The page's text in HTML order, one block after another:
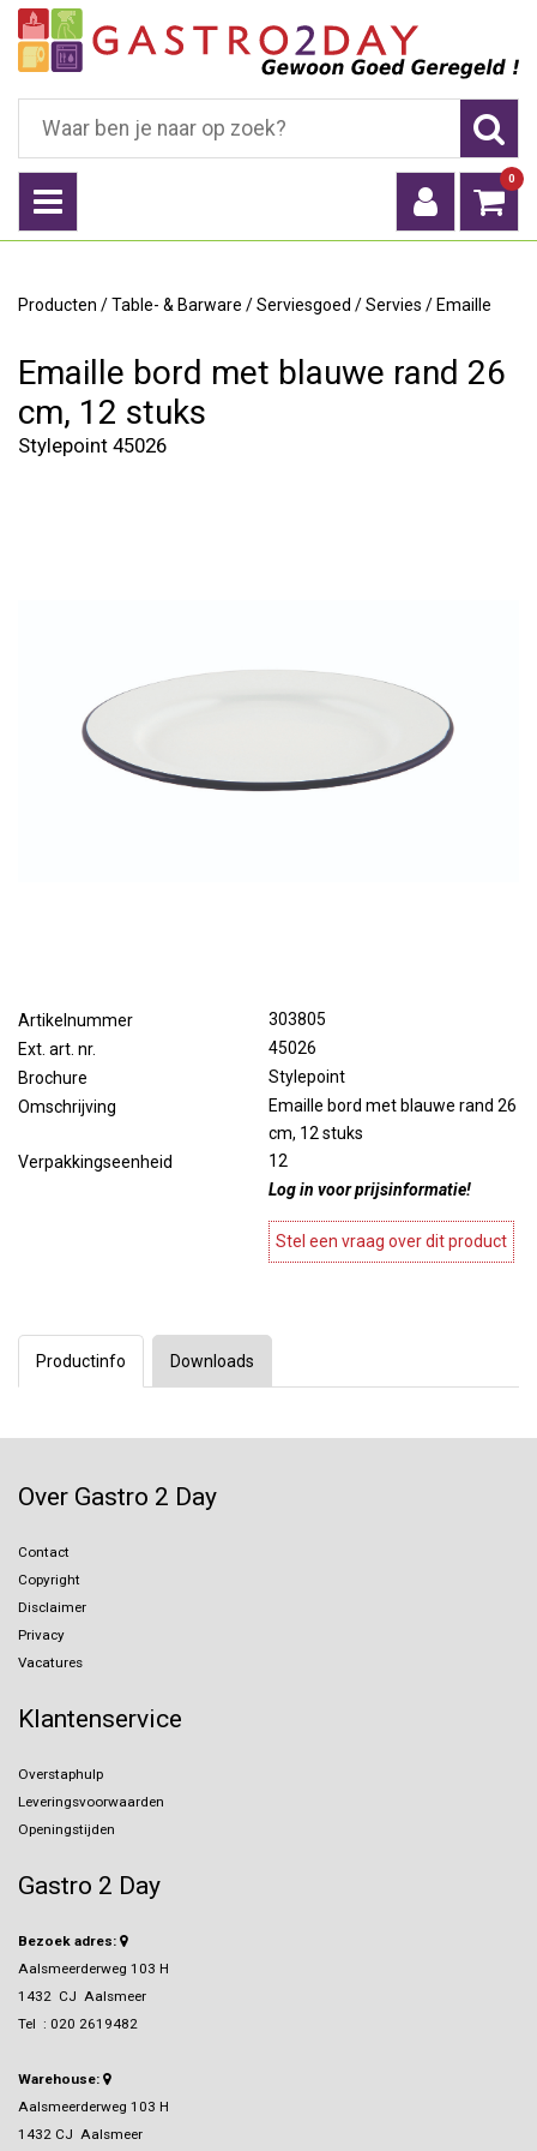
0
Producten /Table- & Barware /Serviesgoed /Servies / Emaille
Emaille bord met blauwe rand 26
cm, 12 stuks
Stylepoint 45026
Artikelnummer
303805
Ext. art. nr.
45026
Brochure
Stylepoint
Omschrijving
Emaille bord met blauwe rand 26
cm, 12 stuks
Verpakkingseenheid
12
Log in voor prijsinformatie!
Stel een vraag over dit product
Productinfo Downloads
Over Gastro 2 Day
Contact
Copyright
Disclaimer
Privacy
Vacatures
Klantenservice
Overstaphulp
Leveringsvoorwaarden
Openingstijden
Gastro 2 Day
Bezoek adres:
Aalsmeerderweg 103 H
1432 CJ Aalsmeer
Tel : 020 2619482
Warehouse:
Aalsmeerderweg 103 H
1432 CJ Aalsmeer